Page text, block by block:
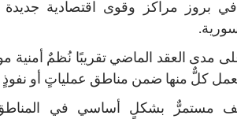
بروز مراكز وقوى اقتصادية
العقد الماضي تقريبًا نُظمٌ أمنية
يعمل كلٌّ منها ضمن مناطق عملياتٍ أو
مستمرٌّ بشكلٍ أساسي في المناطق